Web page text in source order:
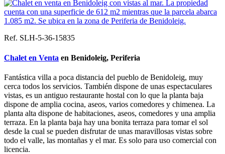
Ref. SLH-5-36-15835
Chalet en Venta en Benidoleig, Periferia
Fantástica villa a poca distancia del pueblo de Benidoleig, muy
cerca todos los servicios. También dispone de unas espectaculares
vistas, es un antiguo restaurante hostal con lo que la planta baja
dispone de amplia cocina, aseos, varios comedores y chimenea. La
planta alta dispone de habitaciones, aseos, comedores y una amplia
terraza. En la planta baja hay una bonita terraza para tomar el sol
desde la cual se pueden disfrutar de unas maravillosas vistas sobre
todo el valle, las montañas y el mar. Es solo para uso comercial con
licencia.